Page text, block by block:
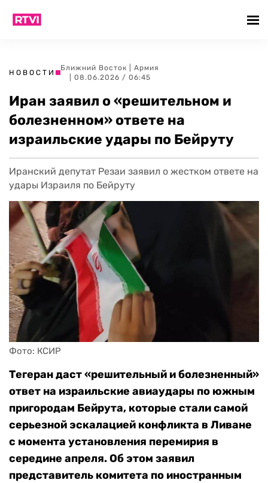
НОВОСТИ
Ближний Восток
Армия
| 08.06.2026 / 06:45
Иран заявил о «решительном и
болезненном» ответе на
израильские удары по Бейруту
Иранский депутат Резаи заявил о жестком ответе на
удары Израиля по Бейруту
Фото: КСИР
Тегеран даст «решительный и болезненный»
ответ на израильские авиаудары по южным
пригородам Бейрута, которые стали самой
серьезной эскалацией конфликта в Ливане
с момента установления перемирия в
середине апреля. Об этом заявил
представитель комитета по иностранным